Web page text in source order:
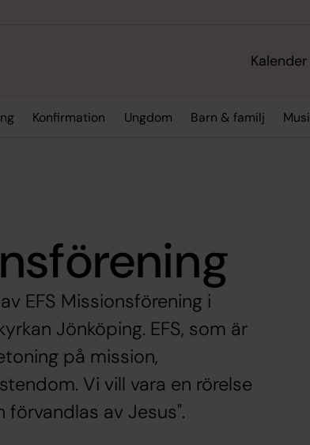
Kalender
Konfirmation Ungdom Barn & familj
EFS Missionsförening i
Jönköping. EFS, som är
på mission,
Vi vill vara en rörelse
förvandlas av Jesus".